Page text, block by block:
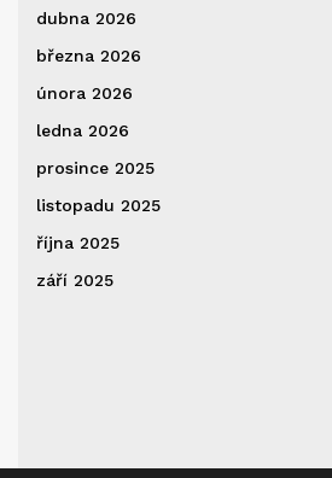
dubna 2026
března 2026
února 2026
ledna 2026
prosince 2025
listopadu 2025
října 2025
září 2025